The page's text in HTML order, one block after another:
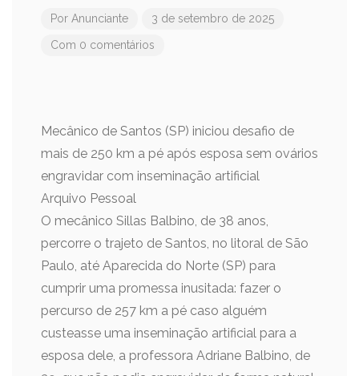
Por Anunciante 3 de setembro de 2025
Com 0 comentários
Mecânico de Santos (SP) iniciou desafio de
mais de 250 km a pé após esposa sem ovários
engravidar com inseminação artificial
Arquivo Pessoal
O mecânico Sillas Balbino, de 38 anos,
percorre o trajeto de Santos, no litoral de São
Paulo, até Aparecida do Norte (SP) para
cumprir uma promessa inusitada: fazer o
percurso de 257 km a pé caso alguém
custeasse uma inseminação artificial para a
esposa dele, a professora Adriane Balbino, de